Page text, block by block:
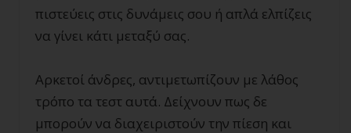
πιστεύεις στις δυνάμεις σου ή απλά ελπίζεις
να γίνει κάτι μεταξύ σας.
Αρκετοί άνδρες, αντιμετωπίζουν με λάθος
τρόπο τα τεστ αυτά. Δείχνουν πως δε
μπορούν να διαχειριστούν την πίεση και